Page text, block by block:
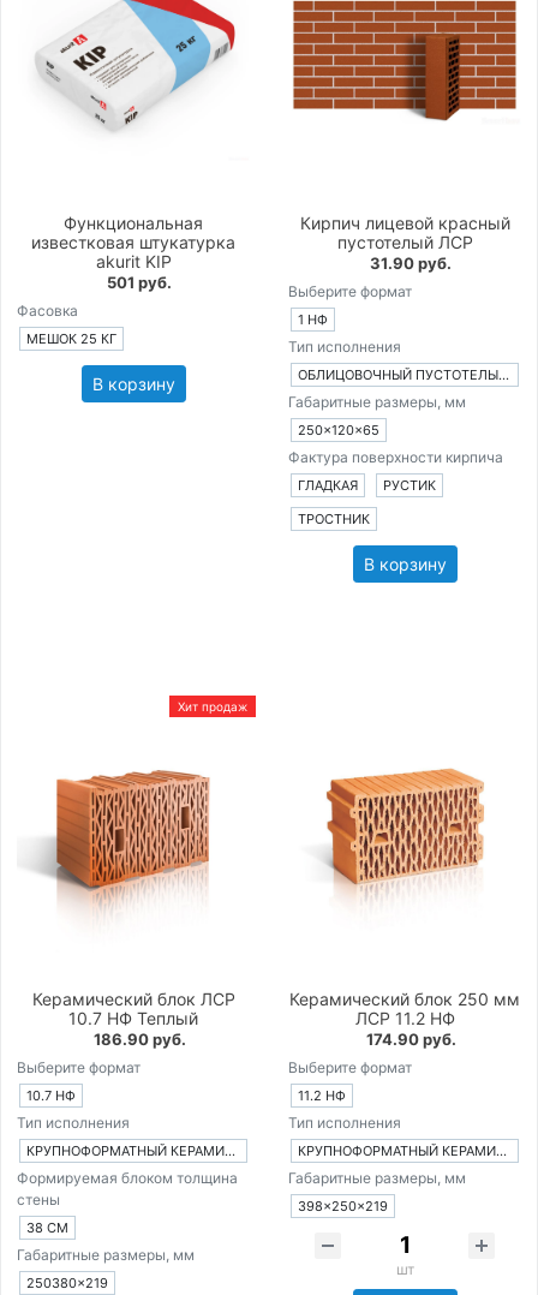
Функциональная
известковая штукатурка
akurit KIP
501 руб.
Фасовка
МЕШОК 25 КГ
В корзину
Кирпич лицевой красный
пустотелый ЛСР
31.90 руб.
Выберите формат
1 НФ
Тип исполнения
ОБЛИЦОВОЧНЫЙ ПУСТОТЕЛЫЙ КИРПИЧ
Габаритные размеры, мм
250×120×65
Фактура поверхности кирпича
ГЛАДКАЯ
РУСТИК
ТРОСТНИК
В корзину
Хит продаж
Керамический блок ЛСР
10.7 НФ Теплый
186.90 руб.
Выберите формат
10.7 НФ
Тип исполнения
КРУПНОФОРМАТНЫЙ КЕРАМИЧЕСКИЙ БЛОК
Формируемая блоком толщина
стены
38 СМ
Габаритные размеры, мм
250380×219
Керамический блок 250 мм
ЛСР 11.2 НФ
174.90 руб.
Выберите формат
11.2 НФ
Тип исполнения
КРУПНОФОРМАТНЫЙ КЕРАМИЧЕСКИЙ БЛОК
Габаритные размеры, мм
398×250×219
шт